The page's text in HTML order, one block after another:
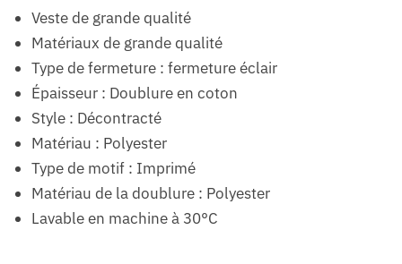
Veste de grande qualité
Matériaux de grande qualité
Type de fermeture : fermeture éclair
Épaisseur : Doublure en coton
Style : Décontracté
Matériau : Polyester
Type de motif : Imprimé
Matériau de la doublure : Polyester
Lavable en machine à 30°C